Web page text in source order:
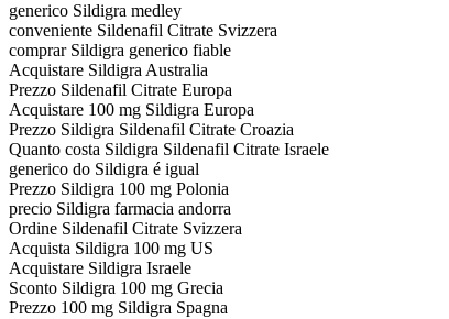
generico Sildigra medley
conveniente Sildenafil Citrate Svizzera
comprar Sildigra generico fiable
Acquistare Sildigra Australia
Prezzo Sildenafil Citrate Europa
Acquistare 100 mg Sildigra Europa
Prezzo Sildigra Sildenafil Citrate Croazia
Quanto costa Sildigra Sildenafil Citrate Israele
generico do Sildigra é igual
Prezzo Sildigra 100 mg Polonia
precio Sildigra farmacia andorra
Ordine Sildenafil Citrate Svizzera
Acquista Sildigra 100 mg US
Acquistare Sildigra Israele
Sconto Sildigra 100 mg Grecia
Prezzo 100 mg Sildigra Spagna